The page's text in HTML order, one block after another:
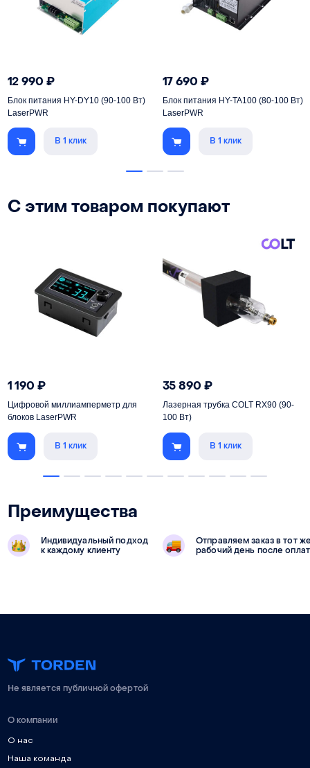
12 990 ₽
Блок питания HY-DY10 (90-100 Вт)
LaserPWR
В 1 клик
17 690 ₽
Блок питания HY-TA100 (80-100 Вт)
LaserPWR
В 1 клик
С этим товаром покупают
1 190₽
Цифровой миллиамперметр для
блоков LaserPWR
В 1 клик
35 890 ₽
Лазерная трубка COLT RX90 (90-
100 Вт)
В 1 клик
Преимущества
Индивидуальный подход
к каждому клиенту
Отправляем заказ в тот
рабочий день после
Не является публичной офертой
О компании
О нас
Наша команда